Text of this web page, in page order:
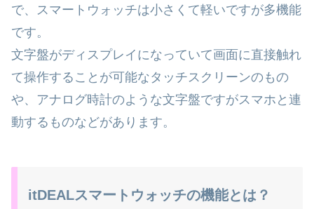
で、スマートウォッチは小さくて軽いですが多機能
です。
文字盤がディスプレイになっていて画面に直接触れ
て操作することが可能なタッチスクリーンのもの
や、アナログ時計のような文字盤ですがスマホと連
動するものなどがあります。
itDEALスマートウォッチの機能とは？